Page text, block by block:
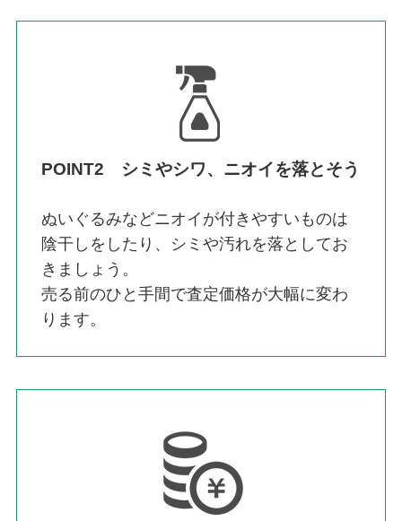
POINT2 シミやシワ、ニオイを落とそう
ぬいぐるみなどニオイが付きやすいものは
陰干しをしたり、シミや汚れを落としてお
きましょう。
売る前のひと手間で査定価格が大幅に変わ
ります。